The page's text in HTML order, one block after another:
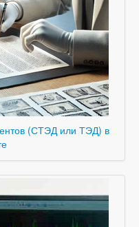
(СТЭД или ТЭД) в